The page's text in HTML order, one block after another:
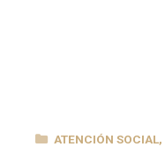
CATEGORÍAS
ATENCIÓN SOCIAL,